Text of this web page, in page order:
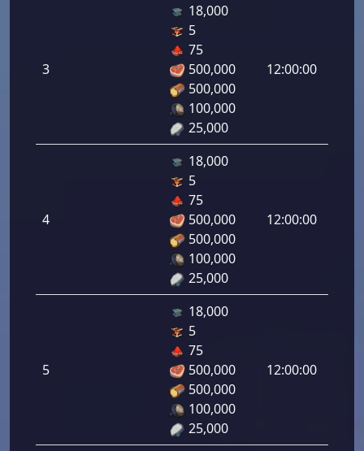
3
18,000
5
75
500,000
500,000
100,000
25,000
12:00:00
4
18,000
5
75
500,000
500,000
100,000
25,000
12:00:00
5
18,000
5
75
500,000
500,000
100,000
25,000
12:00:00